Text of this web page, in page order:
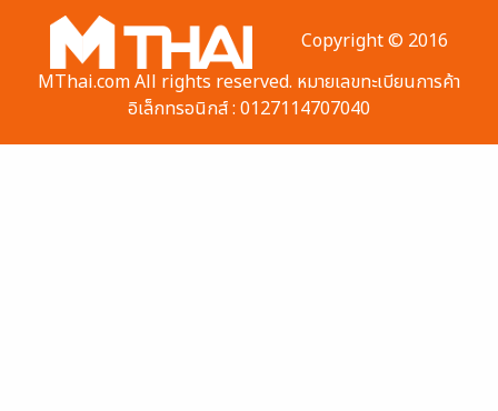
Copyright © 2016
MThai.com All rights reserved. หมายเลขทะเบียนการค้า
อิเล็กทรอนิกส์ : 0127114707040